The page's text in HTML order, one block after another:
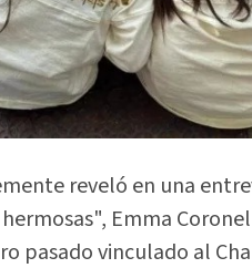
reveló en una
Emma
pasado vinculado al